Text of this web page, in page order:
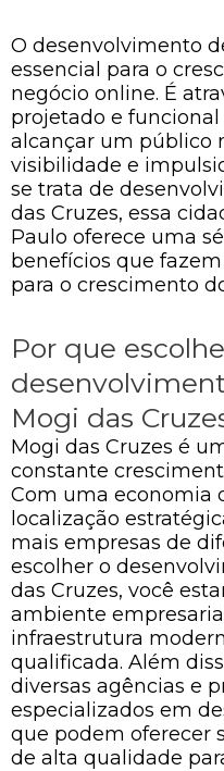
O desenvolvimento
essencial para o
negócio online. É
projetado e
alcançar um público
visibilidade e
se trata de
das Cruzes, essa
Paulo oferece uma
benefícios que
para o crescimento
Por que
Mogi das
Mogi das Cruzes é
constante
Com uma economia
localização
mais empresas de
escolher o
das Cruzes, você
ambiente
infraestrutura
qualificada. Além
diversas agências e
especializados em
que podem oferecer
de alta qualidade